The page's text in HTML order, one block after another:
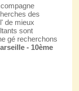
des
de mieux
sont
gé recherchons
- 10ème